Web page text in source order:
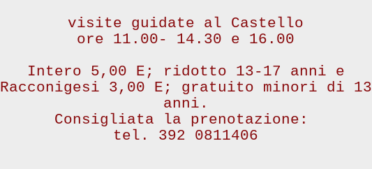
visite guidate al Castello
ore 11.00- 14.30 e 16.00
Intero 5,00 E; ridotto 13-17 anni e
Racconigesi 3,00 E; gratuito minori di 13
anni.
Consigliata la prenotazione:
tel. 392 0811406